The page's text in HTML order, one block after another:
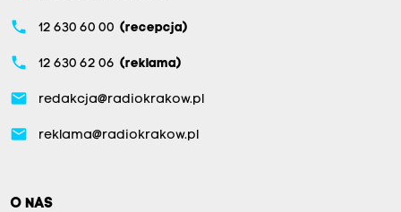
phone 12 630 60 00 (recepcja)
phone 12 630 62 06 (reklama)
email redakcja@radiokrakow.pl
email reklama@radiokrakow.pl
O NAS